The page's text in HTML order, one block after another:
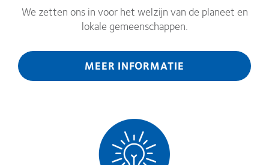
We zetten ons in voor het welzijn van de planeet en
lokale gemeenschappen.
MEER INFORMATIE